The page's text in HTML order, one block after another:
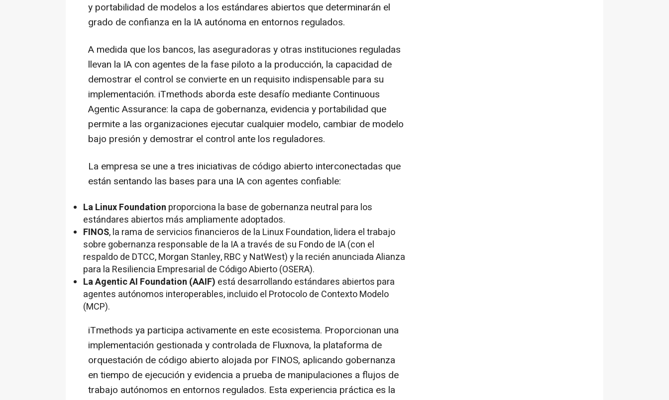
y portabilidad de modelos a los estándares abiertos que determinarán el
grado de confianza en la IA autónoma en entornos regulados.
A medida que los bancos, las aseguradoras y otras instituciones reguladas
llevan la IA con agentes de la fase piloto a la producción, la capacidad de
demostrar el control se convierte en un requisito indispensable para su
implementación. iTmethods aborda este desafío mediante Continuous
Agentic Assurance: la capa de gobernanza, evidencia y portabilidad que
permite a las organizaciones ejecutar cualquier modelo, cambiar de modelo
bajo presión y demostrar el control ante los reguladores.
La empresa se une a tres iniciativas de código abierto interconectadas que
están sentando las bases para una IA con agentes confiable:
La Linux Foundation proporciona la base de gobernanza neutral para los
estándares abiertos más ampliamente adoptados.
FINOS, la rama de servicios financieros de la Linux Foundation, lidera el trabajo
sobre gobernanza responsable de la IA a través de su Fondo de IA (con el
respaldo de DTCC, Morgan Stanley, RBC y NatWest) y la recién anunciada Alianza
para la Resiliencia Empresarial de Código Abierto (OSERA).
La Agentic AI Foundation (AAIF) está desarrollando estándares abiertos para
agentes autónomos interoperables, incluido el Protocolo de Contexto Modelo
(MCP).
iTmethods ya participa activamente en este ecosistema. Proporcionan una
implementación gestionada y controlada de Fluxnova, la plataforma de
orquestación de código abierto alojada por FINOS, aplicando gobernanza
en tiempo de ejecución y evidencia a prueba de manipulaciones a flujos de
trabajo autónomos en entornos regulados. Esta experiencia práctica es la